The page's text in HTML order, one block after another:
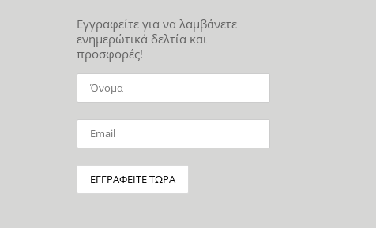
Εγγραφείτε για να λαμβάνετε
ενημερώτικά δελτία και
προσφορές!